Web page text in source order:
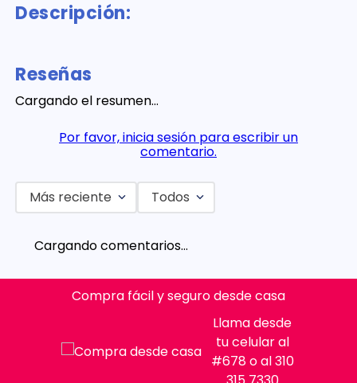
Descripción:
Reseñas
Cargando el resumen…
Por favor, inicia sesión para escribir un
comentario.
Más reciente Todos
Cargando comentarios…
Compra fácil y seguro desde casa
Llama desde
tu celular al
#678 o al 310